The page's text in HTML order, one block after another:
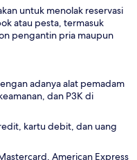
untuk menolak reservasi
atau pesta, termasuk
pengantin pria maupun
adanya alat pemadam
dan P3K di
kartu debit, dan uang
American Express